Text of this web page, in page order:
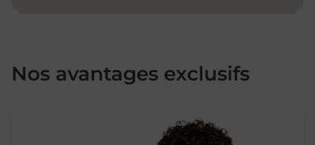
Nos avantages exclusifs